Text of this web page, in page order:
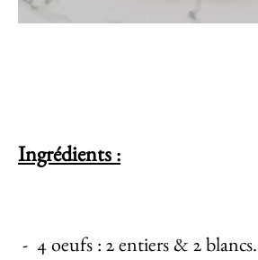
Ingrédients:
- 4 oeufs : 2 entiers & 2 blancs.